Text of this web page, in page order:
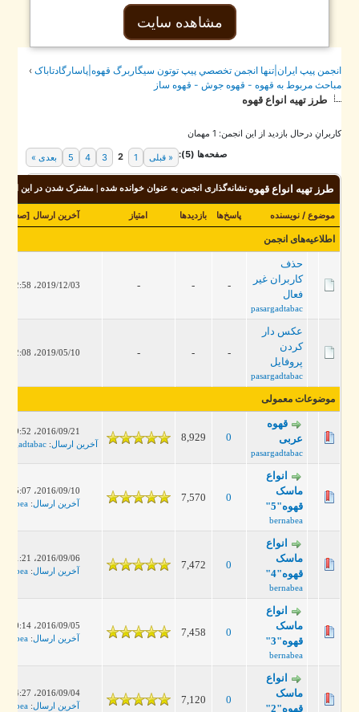
مشاهده سایت
پيپ ايران|تنها انجمن تخصصي پيپ توتون سيگاربرگ قهوه|پاسارگادتاباک›
مربوط به قهوه - قهوه جوش - قهوه ساز
طرز تهيه انواع قهوه
درحال بازدید از این انجمن: 1 مهمان
صفحه‌ها (5):
« قبلی 1 بعدی »
نشانه‌گذاری انجمن به عنوان خوانده شده| مشترک شدن در این انجمن طرز تهيه انواع قهوه
موضوع/نویسنده پاسخ‌ها بازدید‌ها آخرین ارسال [ صعودی]
اطلاعیه‌های انجمن
کاربران غیر
فعال
pasargadtabac
- 2019/12/03، 12:58 PM
عکس دار
کردن
پروفایل
pasargadtabac
2019/05/10، 02:08 PM
موضوعات معمولی
قهوه
عربی
pasargadtabac
8,929
2016/09/21، 09:52 PM
آخرین ارسال :
pasargadtabac
انواع
ماسک
قهوه"5"
bernabea
7,570
2016/09/10، 05:07 PM
آخرین ارسال :
bernabea
انواع
ماسک
قهوه"4"
bernabea
7,472
2016/09/06، 11:21 PM
آخرین ارسال :
bernabea
انواع
ماسک
قهوه"3"
bernabea
7,458
2016/09/05، 10:14 PM
آخرین ارسال :
bernabea
انواع
ماسک
قهوه"2"
7,120
2016/09/04، 04:27 PM
آخرین ارسال :
bernabea